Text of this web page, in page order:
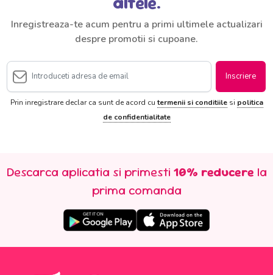
Inregistreaza-te acum pentru a primi ultimele actualizari
despre promotii si cupoane.
Inscriere
Prin inregistrare declar ca sunt de acord cutermenii si conditiilesi politica
de confidentialitate
Descarca aplicatia si primesti 10% reducere la
prima comanda